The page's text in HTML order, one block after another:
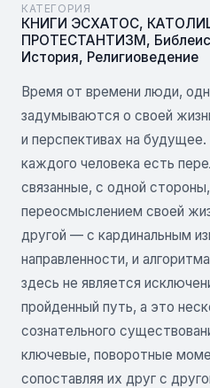
КАТЕГОРИЯ
КНИГИ ЭСХАТОС,
ПРОТЕСТАНТИЗМ,
История, Религиоведение
Время от времени люди,
задумываются о своей
и перспективах на
каждого человека есть
связанные, с одной
переосмыслением своей
другой — с кардинальным
направленности, и
здесь не является
пройденный путь, а это
сознательного
ключевые, поворотные
сопоставляя их друг с